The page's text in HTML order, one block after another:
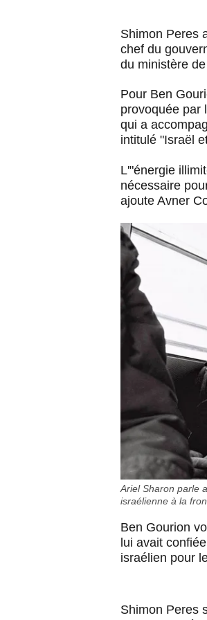
Shimon Peres
chef du
du ministère
Pour Ben
provoquée par
qui a
intitulé "Israël
L'"énergie
nécessaire
ajoute Avner
Ariel Sharon parle
israélienne à la
Ben Gourion
lui avait
israélien pour
Shimon Peres